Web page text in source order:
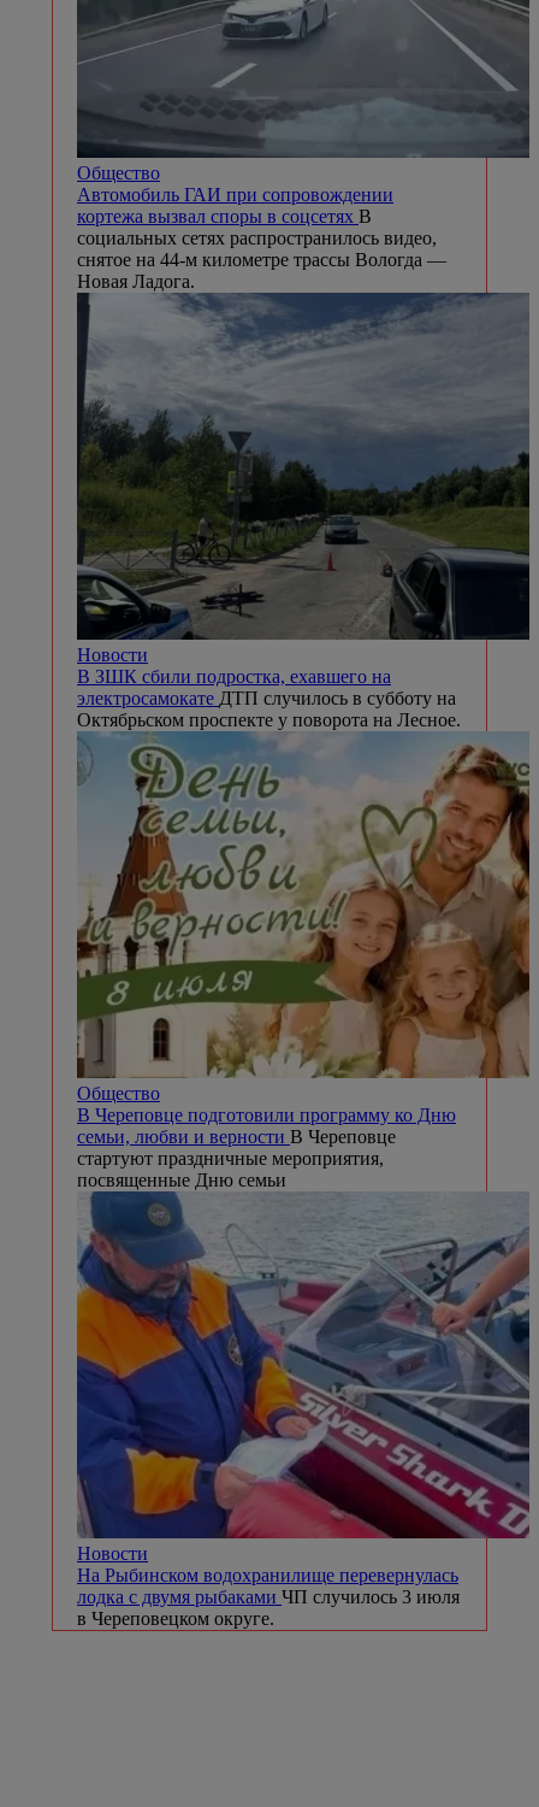
Общество
Автомобиль ГАИ при сопровождении
кортежа вызвал споры в соцсетях В
социальных сетях распространилось видео,
снятое на 44-м километре трассы Вологда —
Новая Ладога.
Новости
В ЗШК сбили подростка, ехавшего на
электросамокате ДТП случилось в субботу на
Октябрьском проспекте у поворота на Лесное.
Общество
В Череповце подготовили программу ко Дню
семьи, любви и верности В Череповце
стартуют праздничные мероприятия,
посвященные Дню семьи
Новости
На Рыбинском водохранилище перевернулась
лодка с двумя рыбаками ЧП случилось 3 июля
в Череповецком округе.